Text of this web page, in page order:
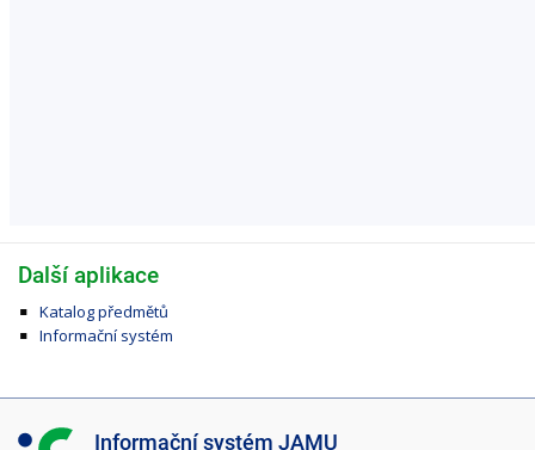
Další aplikace
Katalog předmětů
Informační systém
I Informační systém JAMU